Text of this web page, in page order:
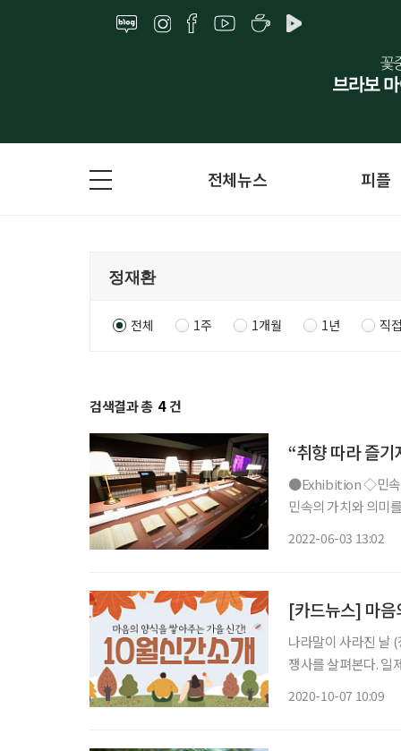
전체뉴스 피플
전체 1주 1개월 1년 직
검색결과 총 4 건
“취향 따라 즐
●Exhibition ◇민속이란 삶이다 일정 7월 5일까지 장소 국립민속박물관 국립민속박물관은
민속의 가치와 의미
2022-06-03 13:02
[카드뉴스] 마음
나라말이 사라진 날
쟁사를 살펴본다. 일
2020-10-07 10:09